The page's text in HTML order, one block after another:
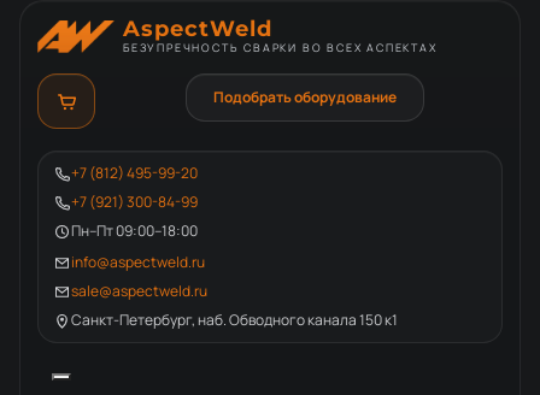
AspectWeld
БЕЗУПРЕЧНОСТЬ СВАРКИ ВО ВСЕХ АСПЕКТАХ
+7 (812) 495-99-20
+7 (921) 300-84-99
Пн–Пт 09:00–18:00
info@aspectweld.ru
sale@aspectweld.ru
Санкт-Петербург, наб. Обводного канала 150 к1
Подобрать оборудование